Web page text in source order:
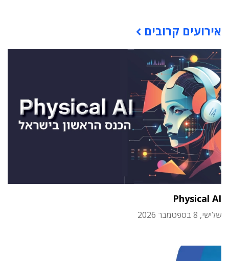
אירועים קרובים
Physical AI
שלישי, 8 בספטמבר 2026